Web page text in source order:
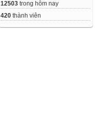
12503 trong hôm nay
420 thành viên